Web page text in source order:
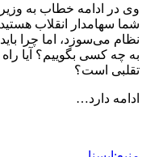
وی در ادامه خطاب به
شما سهامدار انقلاب
نظام می‌سوزد، اما چرا
به چه کسی بگوییم؟ آیا
تقلبی است؟
ادامه دارد…